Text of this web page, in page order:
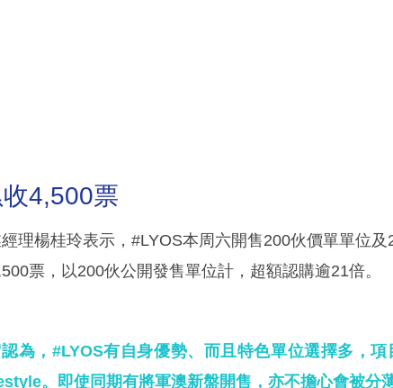
4,500票
理楊桂玲表示，#LYOS本周六開售200伙價單單位及
票，以200伙公開發售單位計，超額認購逾21倍。
為，#LYOS有自身優勢、而且特色單位選擇多，
。即使同期有將軍澳新盤開售，亦不擔心會被分薄